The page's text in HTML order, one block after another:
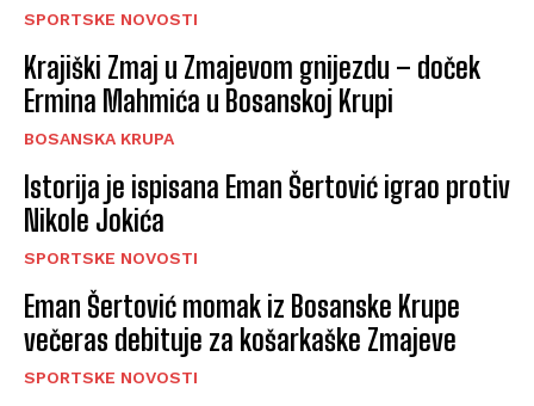
SPORTSKE NOVOSTI
Krajiški Zmaj u Zmajevom gnijezdu – doček
Ermina Mahmića u Bosanskoj Krupi
BOSANSKA KRUPA
Istorija je ispisana Eman Šertović igrao protiv
Nikole Jokića
SPORTSKE NOVOSTI
Eman Šertović momak iz Bosanske Krupe
večeras debituje za košarkaške Zmajeve
SPORTSKE NOVOSTI